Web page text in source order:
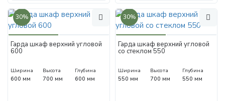
30%
Гарда шкаф верхний угловой
600
Ширина
600 мм
Высота
700 мм
Глубина
600 мм
30%
Гарда шкаф верхний угловой
со стеклом 550
Ширина
550 мм
Высота
700 мм
Глубина
550 мм